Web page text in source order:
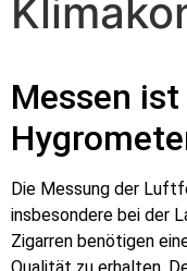
Messen
Die Messung der
insbesondere bei der
Zigarren benötigen